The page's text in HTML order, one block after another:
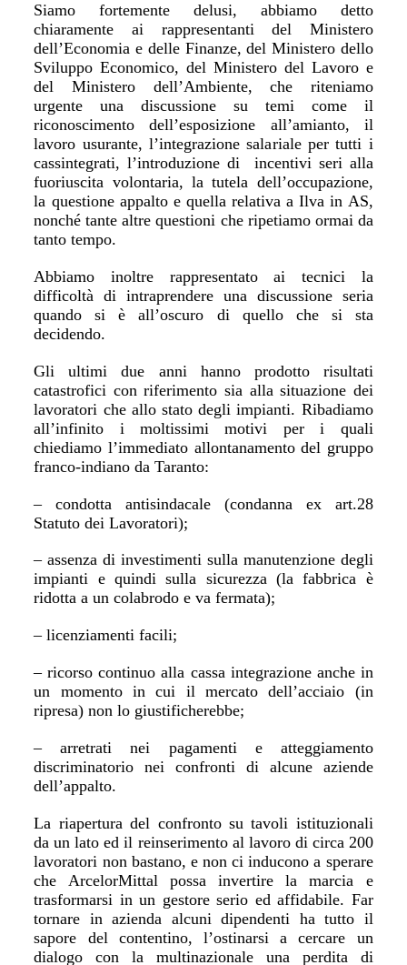
Siamo fortemente delusi, abbiamo detto
chiaramente ai rappresentanti del Ministero
dell’Economia e delle Finanze, del Ministero dello
Sviluppo Economico, del Ministero del Lavoro e
del Ministero dell’Ambiente, che riteniamo
urgente una discussione su temi come il
riconoscimento dell’esposizione all’amianto, il
lavoro usurante, l’integrazione salariale per tutti i
cassintegrati, l’introduzione di incentivi seri alla
fuoriuscita volontaria, la tutela dell’occupazione,
la questione appalto e quella relativa a Ilva in AS,
nonché tante altre questioni che ripetiamo ormai da
tanto tempo.
Abbiamo inoltre rappresentato ai tecnici la
difficoltà di intraprendere una discussione seria
quando si è all’oscuro di quello che si sta
decidendo.
Gli ultimi due anni hanno prodotto risultati
catastrofici con riferimento sia alla situazione dei
lavoratori che allo stato degli impianti. Ribadiamo
all’infinito i moltissimi motivi per i quali
chiediamo l’immediato allontanamento del gruppo
franco-indiano da Taranto:
– condotta antisindacale (condanna ex art.28
Statuto dei Lavoratori);
– assenza di investimenti sulla manutenzione degli
impianti e quindi sulla sicurezza (la fabbrica è
ridotta a un colabrodo e va fermata);
– licenziamenti facili;
– ricorso continuo alla cassa integrazione anche in
un momento in cui il mercato dell’acciaio (in
ripresa) non lo giustificherebbe;
– arretrati nei pagamenti e atteggiamento
discriminatorio nei confronti di alcune aziende
dell’appalto.
La riapertura del confronto su tavoli istituzionali
da un lato ed il reinserimento al lavoro di circa 200
lavoratori non bastano, e non ci inducono a sperare
che ArcelorMittal possa invertire la marcia e
trasformarsi in un gestore serio ed affidabile. Far
tornare in azienda alcuni dipendenti ha tutto il
sapore del contentino, l’ostinarsi a cercare un
dialogo con la multinazionale una perdita di